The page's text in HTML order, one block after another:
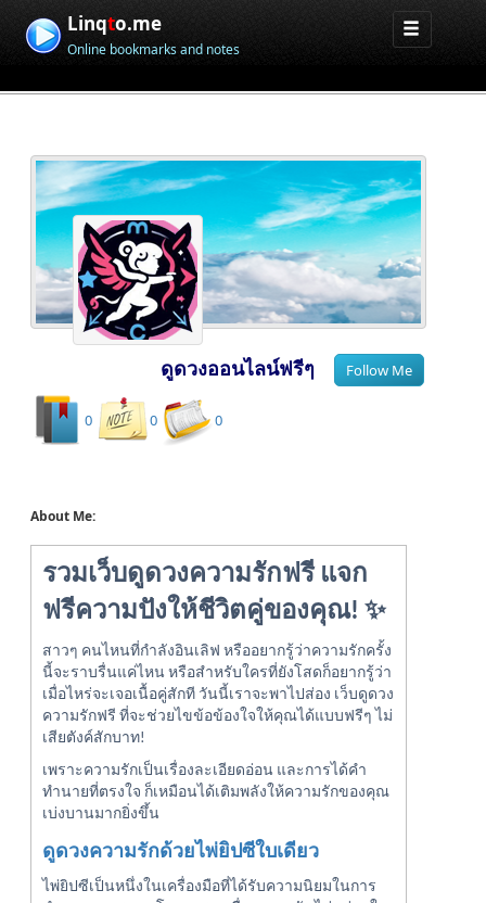
Linqto.me
Online bookmarks and notes
ดูดวงออนไลน์ฟรีๆ
0 0 0
About Me:
รวมเว็บดูดวงความรักฟรี แจก
ฟรีความปังให้ชีวิตคู่ของคุณ! ✨
สาวๆ คนไหนที่กำลังอินเลิฟ หรืออยากรู้ว่าความรักครั้ง
นี้จะราบรื่นแค่ไหน หรือสำหรับใครที่ยังโสดก็อยากรู้ว่า
เมื่อไหร่จะเจอเนื้อคู่สักที วันนี้เราจะพาไปส่อง เว็บดูดวง
ความรักฟรี ที่จะช่วยไขข้อข้องใจให้คุณได้แบบฟรีๆ ไม่
เสียตังค์สักบาท!
เพราะความรักเป็นเรื่องละเอียดอ่อน และการได้คำ
ทำนายที่ตรงใจ ก็เหมือนได้เติมพลังให้ความรักของคุณ
เบ่งบานมากยิ่งขึ้น
ดูดวงความรักด้วยไพ่ยิปซีใบเดียว
ไพ่ยิปซีเป็นหนึ่งในเครื่องมือที่ได้รับความนิยมในการ